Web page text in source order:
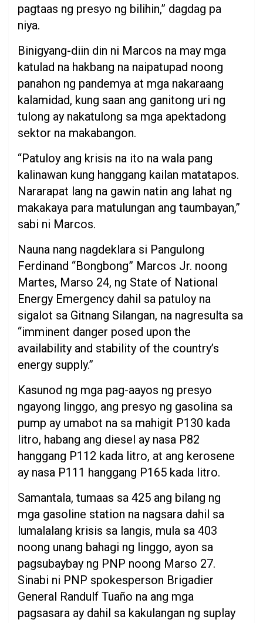
pagtaas ng presyo ng bilihin,” dagdag pa
niya.
Binigyang-diin din ni Marcos na may mga
katulad na hakbang na naipatupad noong
panahon ng pandemya at mga nakaraang
kalamidad, kung saan ang ganitong uri ng
tulong ay nakatulong sa mga apektadong
sektor na makabangon.
“Patuloy ang krisis na ito na wala pang
kalinawan kung hanggang kailan matatapos.
Nararapat lang na gawin natin ang lahat ng
makakaya para matulungan ang taumbayan,”
sabi ni Marcos.
Nauna nang nagdeklara si Pangulong
Ferdinand “Bongbong” Marcos Jr. noong
Martes, Marso 24, ng State of National
Energy Emergency dahil sa patuloy na
sigalot sa Gitnang Silangan, na nagresulta sa
“imminent danger posed upon the
availability and stability of the country’s
energy supply.”
Kasunod ng mga pag-aayos ng presyo
ngayong linggo, ang presyo ng gasolina sa
pump ay umabot na sa mahigit P130 kada
litro, habang ang diesel ay nasa P82
hanggang P112 kada litro, at ang kerosene
ay nasa P111 hanggang P165 kada litro.
Samantala, tumaas sa 425 ang bilang ng
mga gasoline station na nagsara dahil sa
lumalalang krisis sa langis, mula sa 403
noong unang bahagi ng linggo, ayon sa
pagsubaybay ng PNP noong Marso 27.
Sinabi ni PNP spokesperson Brigadier
General Randulf Tuaño na ang mga
pagsasara ay dahil sa kakulangan ng suplay